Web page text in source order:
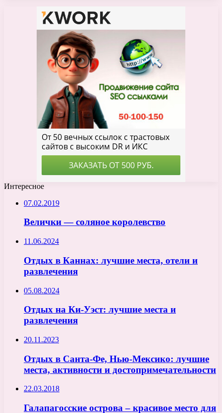
Интересное
07.02.2019
Велички — соляное королевство
11.06.2024
Отдых в Каннах: лучшие места, отели и
развлечения
05.08.2024
Отдых на Ки-Уэст: лучшие места и
развлечения
20.11.2023
Отдых в Санта-Фе, Нью-Мексико: лучшие
места, активности и достопримечательности
22.03.2018
Галапагосские острова – красивое место для